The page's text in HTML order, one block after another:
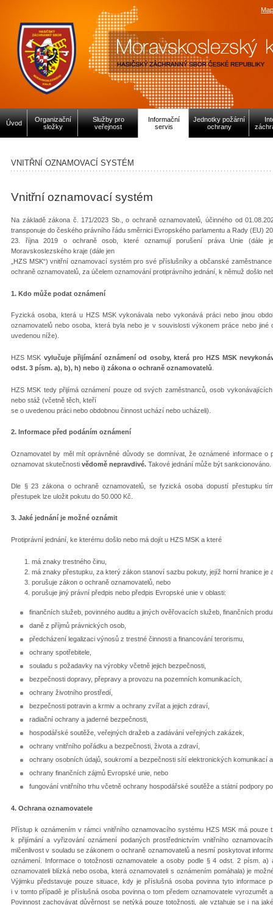
Úvod
Organizační
složky
Služby pro
veřejnost
Informační
servis
Jednotky požární
ochrany
VNITŘNÍ OZNAMOVACÍ SYSTÉM
Vnitřní oznamovací systém
Na základě zákona č. 171/2023 Sb., o ochraně oznamovatelů, účinného od
transponuje do českého právního řádu směrnici Evropského parlamentu a Rady (EU)
23. října 2019 o ochraně osob, které oznamují porušení práva Unie (dále
Moravskoslezského kraje (dále jen
„HZS MSK“) vnitřní oznamovací systém pro své příslušníky a občanské
ochraně oznamovatelů, za účelem oznamování protiprávního jednání, k němuž došlo
1. Kdo může podat oznámení
Fyzická osoba, která u HZS MSK vykonávala nebo vykonává práci nebo jinou
oznamovatelů nebo osoba, která byla nebo je v souvislosti výkonem práce nebo
uvedenou níže).
HZS MSK vylučuje přijímání oznámení od osoby, která pro HZS MSK
odst. 3 písm. a), b), h) nebo i) zákona o ochraně oznamovatelů
HZS MSK tedy přijímá oznámení pouze od svých zaměstnanců, osob
nebo stáž (včetně těch, kteří
se o uvedenou práci nebo obdobnou činnost uchází nebo ucházeli).
2. Informace před podáním oznámení
Oznamovatel by měl mít oprávněné důvody se domnívat, že oznámené informace
oznamovat skutečnosti vědomě nepravdivé. Takové jednání může být sankcionováno.
Dle § 23 zákona o ochraně oznamovatelů, se fyzická osoba dopustí přestupku
přestupek lze uložit pokutu do 50.000 Kč.
3. Jaké jednání je možné oznámit
Protiprávní jednání, ke kterému došlo nebo má dojít u HZS MSK a které
má znaky trestného činu,
má znaky přestupku, za který zákon stanoví sazbu pokuty, jejíž horní hranice je
porušuje zákon o ochraně oznamovatelů, nebo
porušuje jiný právní předpis nebo předpis Evropské unie v oblasti:
finančních služeb, povinného auditu a jiných ověřovacích služeb, finančních
daně z příjmů právnických osob,
předcházení legalizaci výnosů z trestné činnosti a financování terorismu,
ochrany spotřebitele,
souladu s požadavky na výrobky včetně jejich bezpečnosti,
bezpečnosti dopravy, přepravy a provozu na pozemních komunikacích,
ochrany životního prostředí,
bezpečnosti potravin a krmiv a ochrany zvířat a jejich zdraví,
radiační ochrany a jaderné bezpečnosti,
hospodářské soutěže, veřejných dražeb a zadávání veřejných zakázek,
ochrany vnitřního pořádku a bezpečnosti, života a zdraví,
ochrany osobních údajů, soukromí a bezpečnosti sítí elektronických komunikací
ochrany finančních zájmů Evropské unie, nebo
fungování vnitřního trhu včetně ochrany hospodářské soutěže a státní podpory
4. Ochrana oznamovatele
Přístup k oznámením v rámci vnitřního oznamovacího systému HZS MSK má
k přijímání a vyřizování oznámení podaných prostřednictvím vnitřního
mlčenlivost v souladu se zákonem o ochraně oznamovatelů a nesmí poskytovat
oznámení. Informace o totožnosti oznamovatele a osoby podle § 4 odst. 2 písm.
oznamovateli blízká nebo osoba, která oznamovateli s oznámením pomáhala) je
Výjimku představuje pouze situace, kdy je příslušná osoba povinna tyto informace
i v tomto případě je příslušná osoba povinna o tom předem oznamovatele vyrozumět
Povinnost zachovávat důvěrnost se netýká pouze totožnosti, ale vztahuje se i na